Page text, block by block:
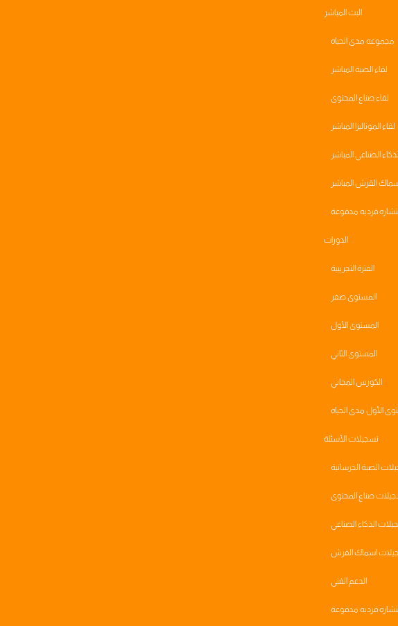
البث المباشر
مجموعه مدى الحياه
لقاء الصبة المباشر
لقاء صناع المحتوى
لقاء الموناليزا المباشر
الصناعي المباشر
القرش المباشر
فرديه مدفوعة
الدورات
الفترة التجريبية
المستوى صفر
المستوى الأول
المستوى الثاني
الكورس المجاني
الأول مدى الحياه
تسجيلات الأسئلة
الصبة الخرسانية
صناع المحتوى
الذكاء الصناعي
اسماك القرش
الدعم الفني
فرديه مدفوعة